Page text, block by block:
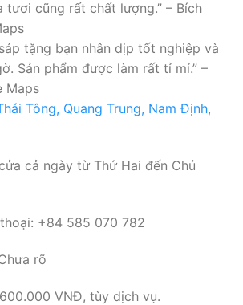
tươi cũng rất chất lượng.” – Bích
tặng bạn nhân dịp tốt nghiệp và
Sản phẩm được làm rất tỉ mỉ.” –
Maps
Tông, Quang Trung, Nam Định,
cả ngày từ Thứ Hai đến Chủ
+84 585 070 782
rõ
VNĐ, tùy dịch vụ.